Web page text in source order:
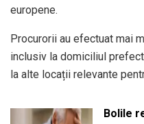
europene.
Procurorii au efectuat mai
inclusiv la domiciliul
la alte locații relevante
Bolile